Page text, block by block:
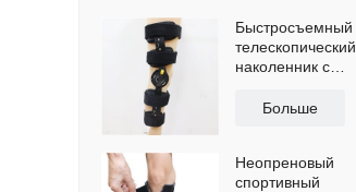
Быстросъемный
телескопический
наколенник с
ремнями
Больше
Неопреновый
спортивный